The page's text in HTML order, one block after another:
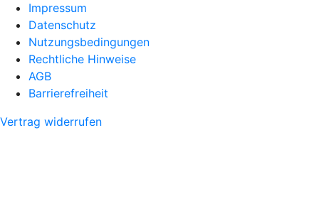
Impressum
Datenschutz
Nutzungsbedingungen
Rechtliche Hinweise
AGB
Barrierefreiheit
Vertrag widerrufen